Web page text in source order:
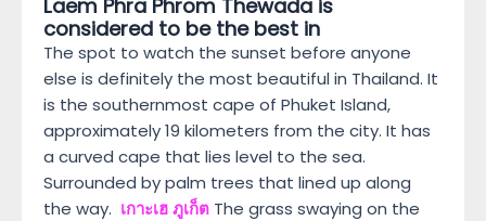
Laem Phra Phrom Thewada is
considered to be the best in
The spot to watch the sunset before anyone
else is definitely the most beautiful in Thailand. It
is the southernmost cape of Phuket Island,
approximately 19 kilometers from the city. It has
a curved cape that lies level to the sea.
Surrounded by palm trees that lined up along
the way. เกาะเฮ ภูเก็ต The grass swaying on the